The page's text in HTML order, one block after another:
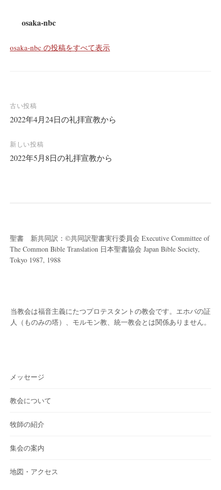
osaka-nbc
osaka-nbc の投稿をすべて表示
投
稿
ナ
ビ
古い投稿
2022年4月24日の礼拝宣教から
新しい投稿
2022年5月8日の礼拝宣教から
聖書 新共同訳：©共同訳聖書実行委員会 Executive Committee of
The Common Bible Translation 日本聖書協会 Japan Bible Society,
Tokyo 1987, 1988
当教会は福音主義にたつプロテスタントの教会です。 エホバの証
人（ものみの塔）、モルモン教、統一教会とは関係ありません。
メッセージ
教会について
牧師の紹介
集会の案内
地図・アクセス